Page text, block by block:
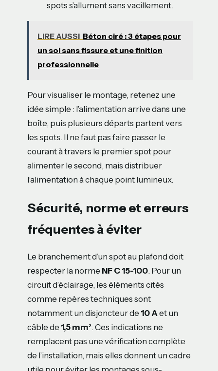
spots s’allument sans vacillement.
LIRE AUSSI Béton ciré : 3 étapes pour
un sol sans fissure et une finition
professionnelle
Pour visualiser le montage, retenez une
idée simple : l’alimentation arrive dans une
boîte, puis plusieurs départs partent vers
les spots. Il ne faut pas faire passer le
courant à travers le premier spot pour
alimenter le second, mais distribuer
l’alimentation à chaque point lumineux.
Sécurité, norme et erreurs
fréquentes à éviter
Le branchement d’un spot au plafond doit
respecter la norme NF C 15-100. Pour un
circuit d’éclairage, les éléments cités
comme repères techniques sont
notamment un disjoncteur de 10 Aet un
câble de 1,5 mm². Ces indications ne
remplacent pas une vérification complète
de l’installation, mais elles donnent un cadre